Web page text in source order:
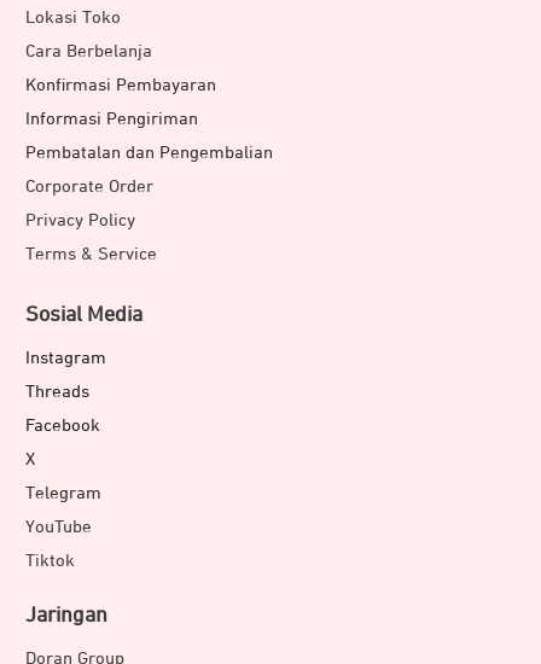
Lokasi Toko
Cara Berbelanja
Konfirmasi Pembayaran
Informasi Pengiriman
Pembatalan dan Pengembalian
Corporate Order
Privacy Policy
Terms & Service
Sosial Media
Instagram
Threads
Facebook
X
Telegram
YouTube
Tiktok
Jaringan
Doran Group